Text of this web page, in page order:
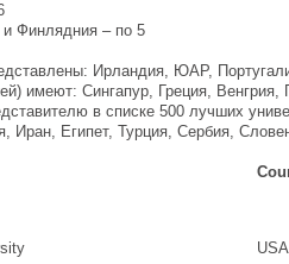
и Финлядния – по 5
Ирландия, ЮАР,
имеют: Сингапур, Греция,
в списке 500 лучших
Иран, Египет, Турция, Сербия,
USA